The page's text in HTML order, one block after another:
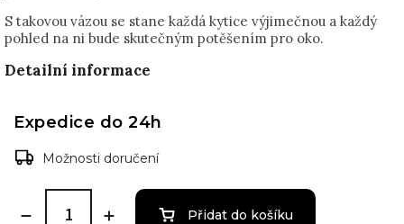
S takovou vázou se stane každá kytice výjimečnou a každý
pohled na ni bude skutečným potěšením pro oko.
Detailní informace
Expedice do 24h
Možnosti doručení
Přidat do košíku